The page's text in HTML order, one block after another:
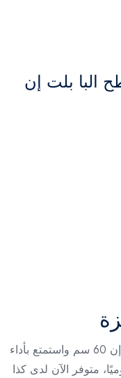
البا بلت إن
احصل على بوتاجاز غاز مسطح البا بلت إن 60 سم واستمتع بأداء
متوفر الآن لدى كذا